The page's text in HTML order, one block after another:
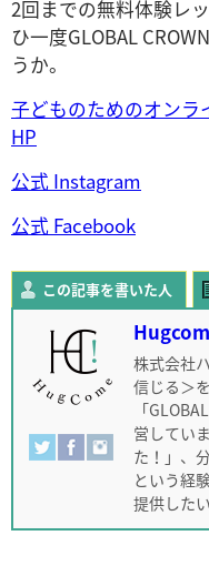
2回までの無料体験レ
ひ一度GLOBAL
うか。
子どものためのオンラ
HP
公式 Instagram
公式 Facebook
この記事を書いた人
株式会社
信じる＞
「
営してい
た！」、
という経
提供した